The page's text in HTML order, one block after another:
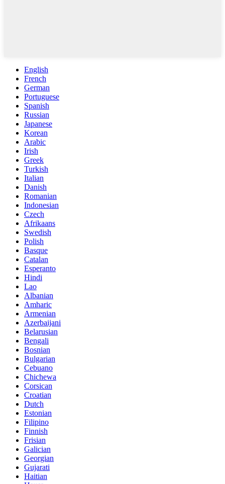
English
French
German
Portuguese
Spanish
Russian
Japanese
Korean
Arabic
Irish
Greek
Turkish
Italian
Danish
Romanian
Indonesian
Czech
Afrikaans
Swedish
Polish
Basque
Catalan
Esperanto
Hindi
Lao
Albanian
Amharic
Armenian
Azerbaijani
Belarusian
Bengali
Bosnian
Bulgarian
Cebuano
Chichewa
Corsican
Croatian
Dutch
Estonian
Filipino
Finnish
Frisian
Galician
Georgian
Gujarati
Haitian